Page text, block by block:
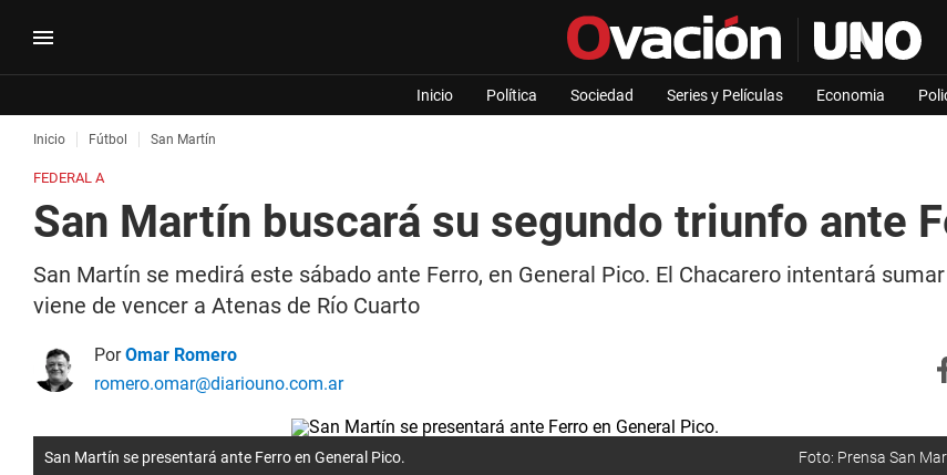
Inicio Política Sociedad Series y Películas Economia
Inicio Fútbol San Martín
FEDERAL A
San Martín buscará su segundo triunfo ante
San Martín se medirá este sábado ante Ferro, en General Pico. El Chacarero intentará
viene de vencer a Atenas de Río Cuarto
PorOmar Romero
romero.omar@diariouno.com.ar
San Martín se presentará ante Ferro en General Pico. Foto: Prensa San